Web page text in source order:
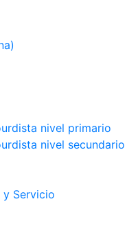
nivel primario
nivel secundario
y Servicio